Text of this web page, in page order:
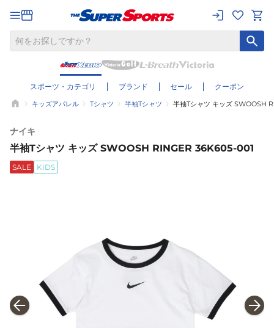
スポーツ・カテゴリ ブランド セール クーポン
キッズアパレル Tシャツ 半袖Tシャツ 半袖Tシャツ キッズ SWOOSH
ナイキ
半袖Tシャツ キッズ SWOOSH RINGER 36K605-001
SALE KIDS